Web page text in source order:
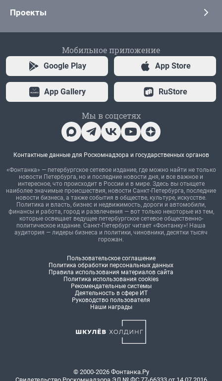
Проекты
Мобильное приложение
Google Play App Store
App Gallery RuStore
Мы в соцсетях
Контактные данные для Роскомнадзора и государственных органов
«Фонтанка» — петербургское сетевое издание, где можно найти не только
новости Петербурга, но и последние новости дня, и все важное и
интересное, что происходит в России и в мире. Здесь вы отыщете
наиболее значимые происшествия, новости Санкт-Петербурга, последние
новости бизнеса, а также события в обществе, культуре, искусстве.
Политика и власть, бизнес и недвижимость, дороги и автомобили,
финансы и работа, город и развлечения — вот только некоторые из тем,
которые освещает ведущее петербургское сетевое общественно-
политическое издание. Санкт-Петербург читает «Фонтанку»! Наша
аудитория — лидеры бизнеса и политики, чиновники, десятки тысяч
горожан.
Пользовательское соглашение
Политика обработки персональных данных
Правила использования материалов сайта
Политика использования cookies
Рекомендательные системы
Деятельность в сфере ИТ
Руководство пользователя
Наши награды
© 2000-2026 Фонтанка.Ру